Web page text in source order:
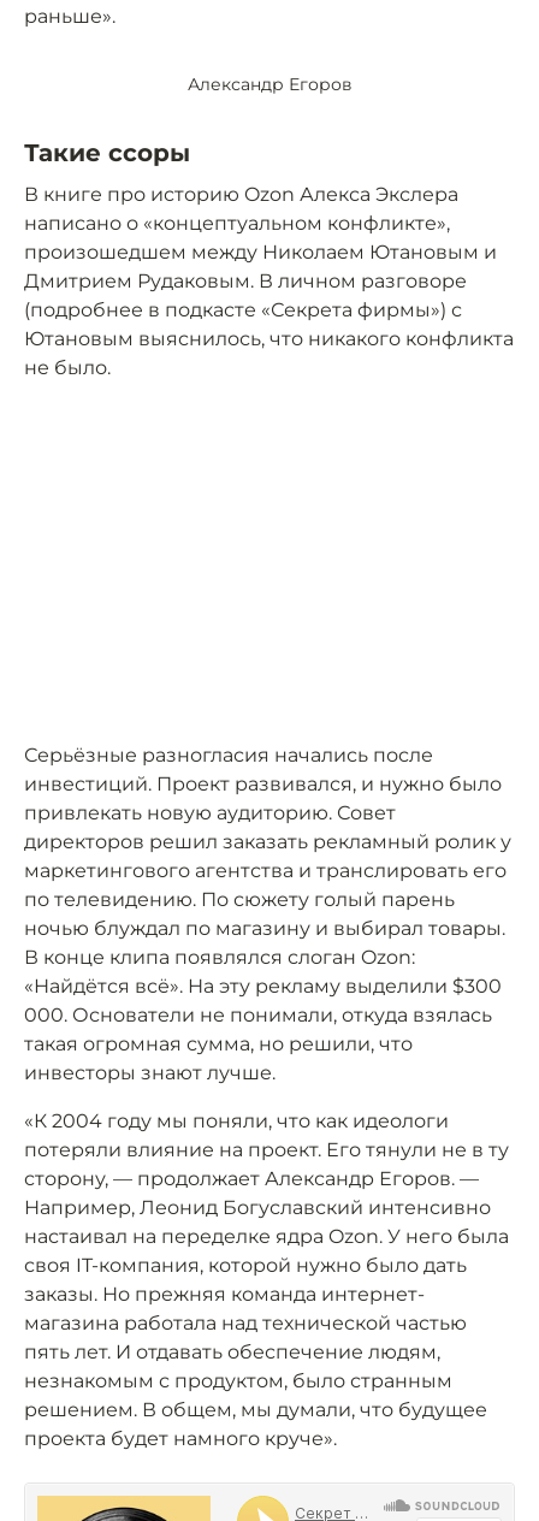
раньше».
Александр Егоров
Такие ссоры
В книге про историю Ozon Алекса Экслера
написано о «концептуальном конфликте»,
произошедшем между Николаем Ютановым и
Дмитрием Рудаковым. В личном разговоре
(подробнее в подкасте «Секрета фирмы») с
Ютановым выяснилось, что никакого конфликта
не было.
Серьёзные разногласия начались после
инвестиций. Проект развивался, и нужно было
привлекать новую аудиторию. Совет
директоров решил заказать рекламный ролик у
маркетингового агентства и транслировать его
по телевидению. По сюжету голый парень
ночью блуждал по магазину и выбирал товары.
В конце клипа появлялся слоган Ozon:
«Найдётся всё». На эту рекламу выделили $300
000. Основатели не понимали, откуда взялась
такая огромная сумма, но решили, что
инвесторы знают лучше.
«К 2004 году мы поняли, что как идеологи
потеряли влияние на проект. Его тянули не в ту
сторону, — продолжает Александр Егоров. —
Например, Леонид Богуславский интенсивно
настаивал на переделке ядра Ozon. У него была
своя IT-компания, которой нужно было дать
заказы. Но прежняя команда интернет-
магазина работала над технической частью
пять лет. И отдавать обеспечение людям,
незнакомым с продуктом, было странным
решением. В общем, мы думали, что будущее
проекта будет намного круче».